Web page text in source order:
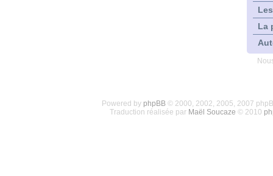
La
Powered by phpBB© 2000, 2002, 2005, 2007
Traduction réalisée par Maël Soucaze © 2010